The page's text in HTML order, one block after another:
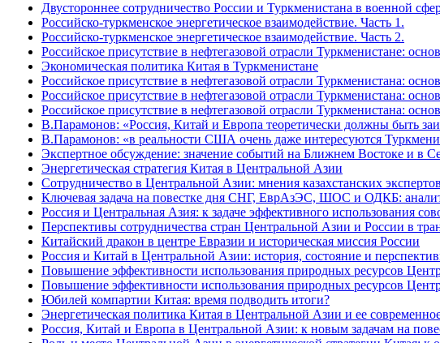
Двустороннее сотрудничество России и Туркменистана в военной
Российско-туркменское энергетическое взаимодействие. Часть 1.
Российско-туркменское энергетическое взаимодействие. Часть 2.
Российское присутствие в нефтегазовой отрасли Туркменистане:
Экономическая политика Китая в Туркменистане
Российское присутствие в нефтегазовой отрасли Туркменистана:
Российское присутствие в нефтегазовой отрасли Туркменистана:
Российское присутствие в нефтегазовой отрасли Туркменистана:
В.Парамонов: «Россия, Китай и Европа теоретически должны быть
В.Парамонов: «в реальности США очень даже интересуются
Экспертное обсуждение: значение событий на Ближнем Востоке и в
Энергетическая стратегия Китая в Центральной Азии
Сотрудничество в Центральной Азии: мнения казахстанских экспертов
Ключевая задача на повестке дня СНГ, ЕврАзЭС, ШОС и ОДКБ:
Россия и Центральная Азия: к задаче эффективного использования
Перспективы сотрудничества стран Центральной Азии и России в
Китайский дракон в центре Евразии и историческая миссия России
Россия и Китай в Центральной Азии: история, состояние и
Повышение эффективности использования природных ресурсов
Повышение эффективности использования природных ресурсов
Юбилей компартии Китая: время подводить итоги?
Энергетическая политика Китая в Центральной Азии и ее
Россия, Китай и Европа в Центральной Азии: к новым задачам на